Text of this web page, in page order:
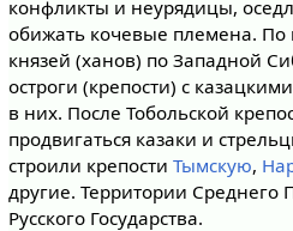
конфликты и неурядицы,
обижать кочевые племена.
князей (ханов) по Западной
остроги (крепости) с
в них. После Тобольской
продвигаться казаки и
строили крепости Тымскую,
другие. Территории Среднего
Русского Государства.